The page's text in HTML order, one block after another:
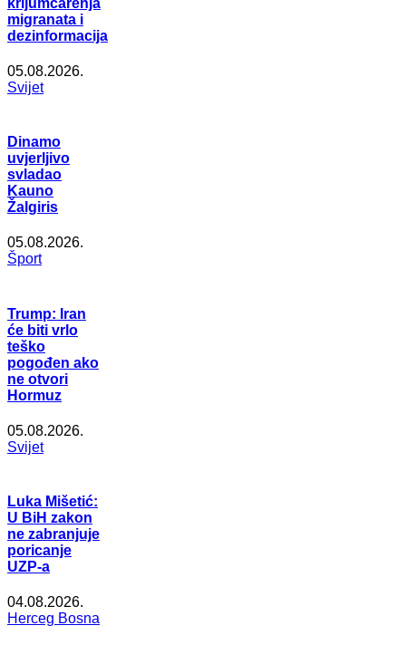
migranata i
dezinformacija
05.08.2026.
Svijet
Dinamo
uvjerljivo
svladao
Kauno
Žalgiris
05.08.2026.
Šport
Trump: Iran
će biti vrlo
teško
pogođen ako
ne otvori
Hormuz
05.08.2026.
Svijet
Luka Mišetić:
U BiH zakon
ne zabranjuje
poricanje
UZP-a
04.08.2026.
Herceg Bosna